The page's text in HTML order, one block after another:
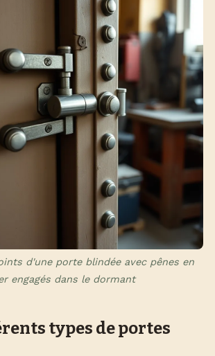
d'une porte blindée avec pênes en
engagés dans le dormant
types de portes